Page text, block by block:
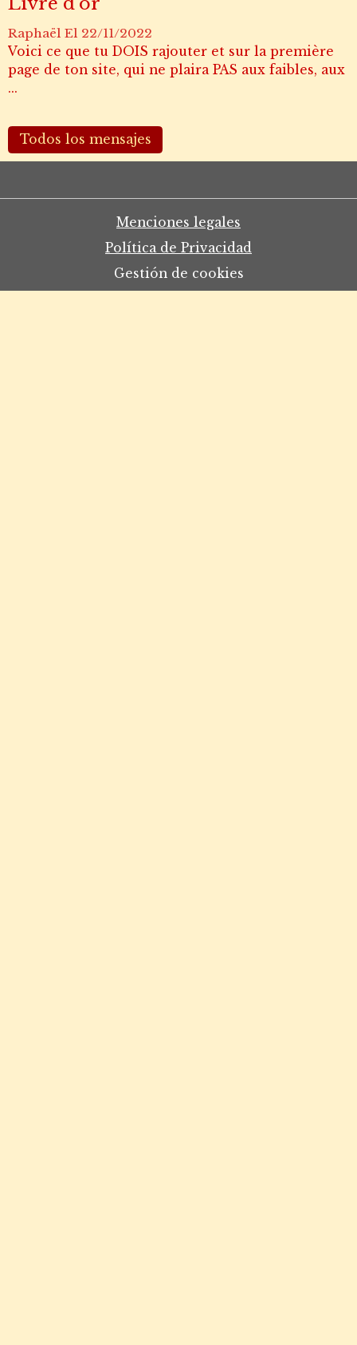
Raphaël El 22/11/2022
Voici ce que tu DOIS rajouter et sur la première
page de ton site, qui ne plaira PAS aux faibles, aux
...
Todos los mensajes
Menciones legales
Política de Privacidad
Gestión de cookies